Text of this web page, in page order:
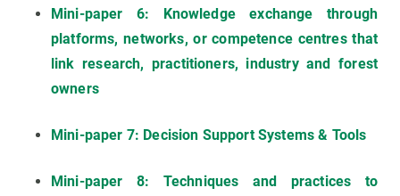
Mini-paper 6: Knowledge exchange through
platforms, networks, or competence centres that
link research, practitioners, industry and forest
owners
Mini-paper 7: Decision Support Systems & Tools
Mini-paper 8: Techniques and practices to